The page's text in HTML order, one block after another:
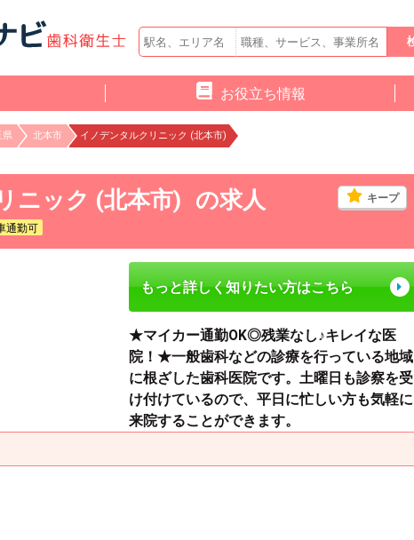
お役立ち情報
県 北本市 イノデンタルクリニック (北本市)
キープ
ニック (北本市) の求人
通勤可
もっと詳しく知りたい方はこちら
★マイカー通勤OK◎残業なし♪キレイな医
院！★一般歯科などの診療を行っている地域
に根ざした歯科医院です。土曜日も診察を受
け付けているので、平日に忙しい方も気軽に
来院することができます。